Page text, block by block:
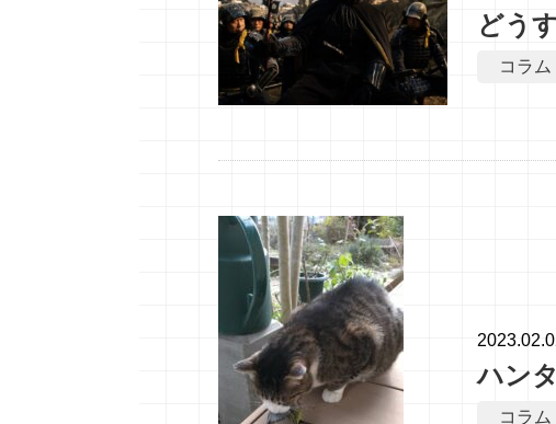
どう
コラム
ハン
コラム